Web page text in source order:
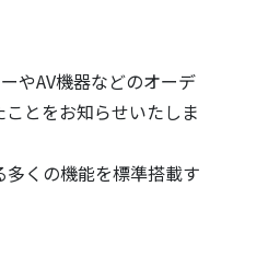
やAV機器などのオーデ
とをお知らせいたしま
くの機能を標準搭載す